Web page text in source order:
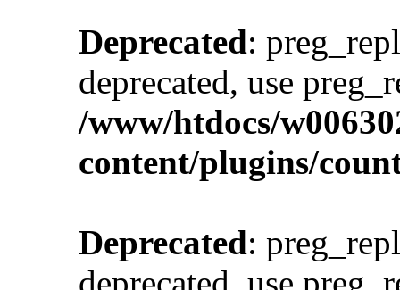
Deprecated:
deprecated, use
/www/htdocs/
content/plugins/
Deprecated: